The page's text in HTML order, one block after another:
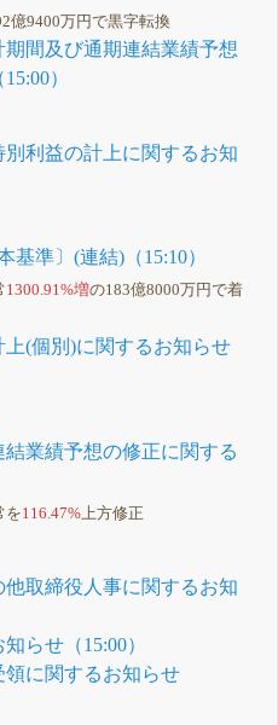
億9400万円で黒字転換
期間及び通期連結業績予想
）
利益の計上に関するお知
基準〕(連結)（15:10）
1300.91%増の183億8000万円で着
(個別)に関するお知らせ
業績予想の修正に関する
を116.47% 上方修正
取締役人事に関するお知
らせ（15:00）
に関するお知らせ